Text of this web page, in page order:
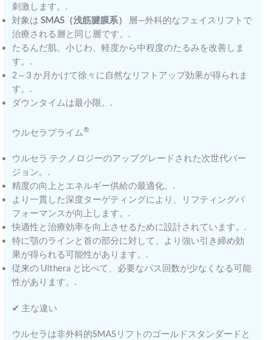
刺激します。.
対象はSMAS（浅筋腱膜系）
層—外科的なフェイスリフトで
治療される層と同じ層です。.
たるんだ肌、小じわ、軽度から中程度のたるみを改善しま
す。.
2～3 か月かけて徐々に自然なリフトアップ効果が得られま
す。.
ダウンタイムは最小限。.
ウルセラプライム®
ウルセラ テクノロジーのアップグレードされた次世代バー
ジョン。.
精度の向上とエネルギー供給の最適化。.
より一貫した深度ターゲティングにより、リフティングパ
フォーマンスが向上します。.
快適性と治療効率を向上させるために設計されています。.
特に顎のラインと首の部分に対して、より強い引き締め効
果が得られる可能性があります。.
従来の Ulthera と比べて、必要なパス回数が少なくなる可能
性があります。.
✔ 主な違い
ウルセラは非外科的SMASリフトのゴールドスタンダードと